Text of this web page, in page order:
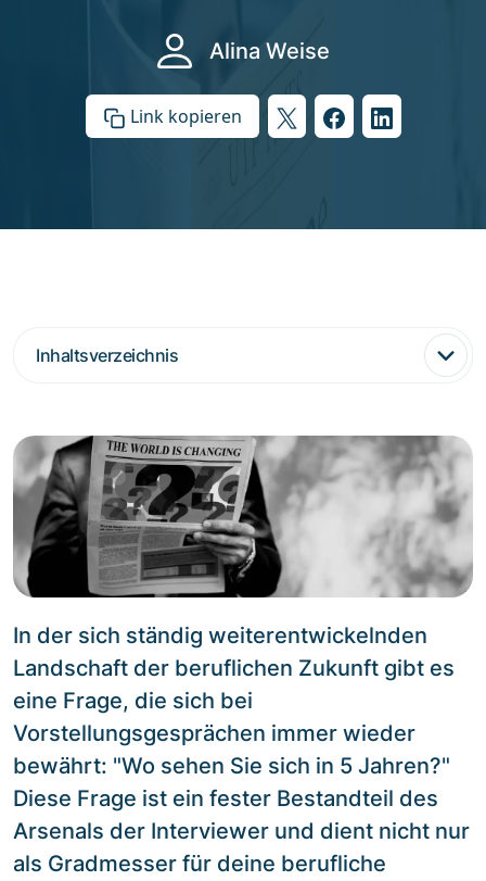
Alina Weise
Link kopieren
Inhaltsverzeichnis
In der sich ständig weiterentwickelnden
Landschaft der beruflichen Zukunft gibt es
eine Frage, die sich bei
Vorstellungsgesprächen immer wieder
bewährt: "Wo sehen Sie sich in 5 Jahren?"
Diese Frage ist ein fester Bestandteil des
Arsenals der Interviewer und dient nicht nur
als Gradmesser für deine berufliche